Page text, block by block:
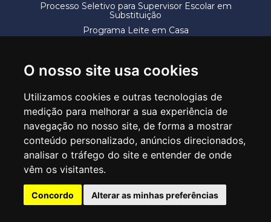
O nosso site usa cookies
Utilizamos cookies e outras tecnologias de
medição para melhorar a sua experiência de
navegação no nosso site, de forma a mostrar
conteúdo personalizado, anúncios direcionados,
analisar o tráfego do site e entender de onde
vêm os visitantes.
Concordo Alterar as minhas preferências
Processo Seletivo para Supervisor Escolar em
Substituição
Programa Leite em Casa
SECRETARIA DE EDUCAÇÃO
Rua Claudino Barbosa, 313 - Macedo - Guarulhos/SP CEP 07113-040
Central de Atendimento: *55 11 2475-7300